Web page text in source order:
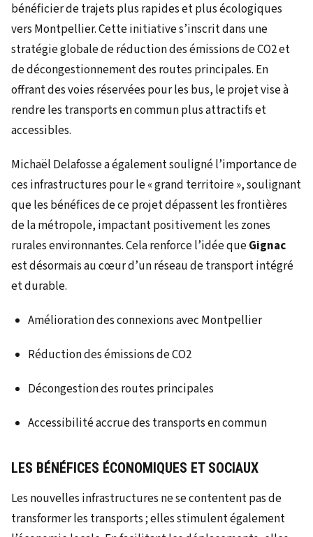
bénéficier de trajets plus rapides et plus écologiques
vers Montpellier. Cette initiative s’inscrit dans une
stratégie globale de réduction des émissions de CO2 et
de décongestionnement des routes principales. En
offrant des voies réservées pour les bus, le projet vise à
rendre les transports en commun plus attractifs et
accessibles.
Michaël Delafosse a également souligné l’importance de
ces infrastructures pour le « grand territoire », soulignant
que les bénéfices de ce projet dépassent les frontières
de la métropole, impactant positivement les zones
rurales environnantes. Cela renforce l’idée queGignac
est désormais au cœur d’un réseau de transport intégré
et durable.
Amélioration des connexions avec Montpellier
Réduction des émissions de CO2
Décongestion des routes principales
Accessibilité accrue des transports en commun
LES BÉNÉFICES ÉCONOMIQUES ET SOCIAUX
Les nouvelles infrastructures ne se contentent pas de
transformer les transports ; elles stimulent également